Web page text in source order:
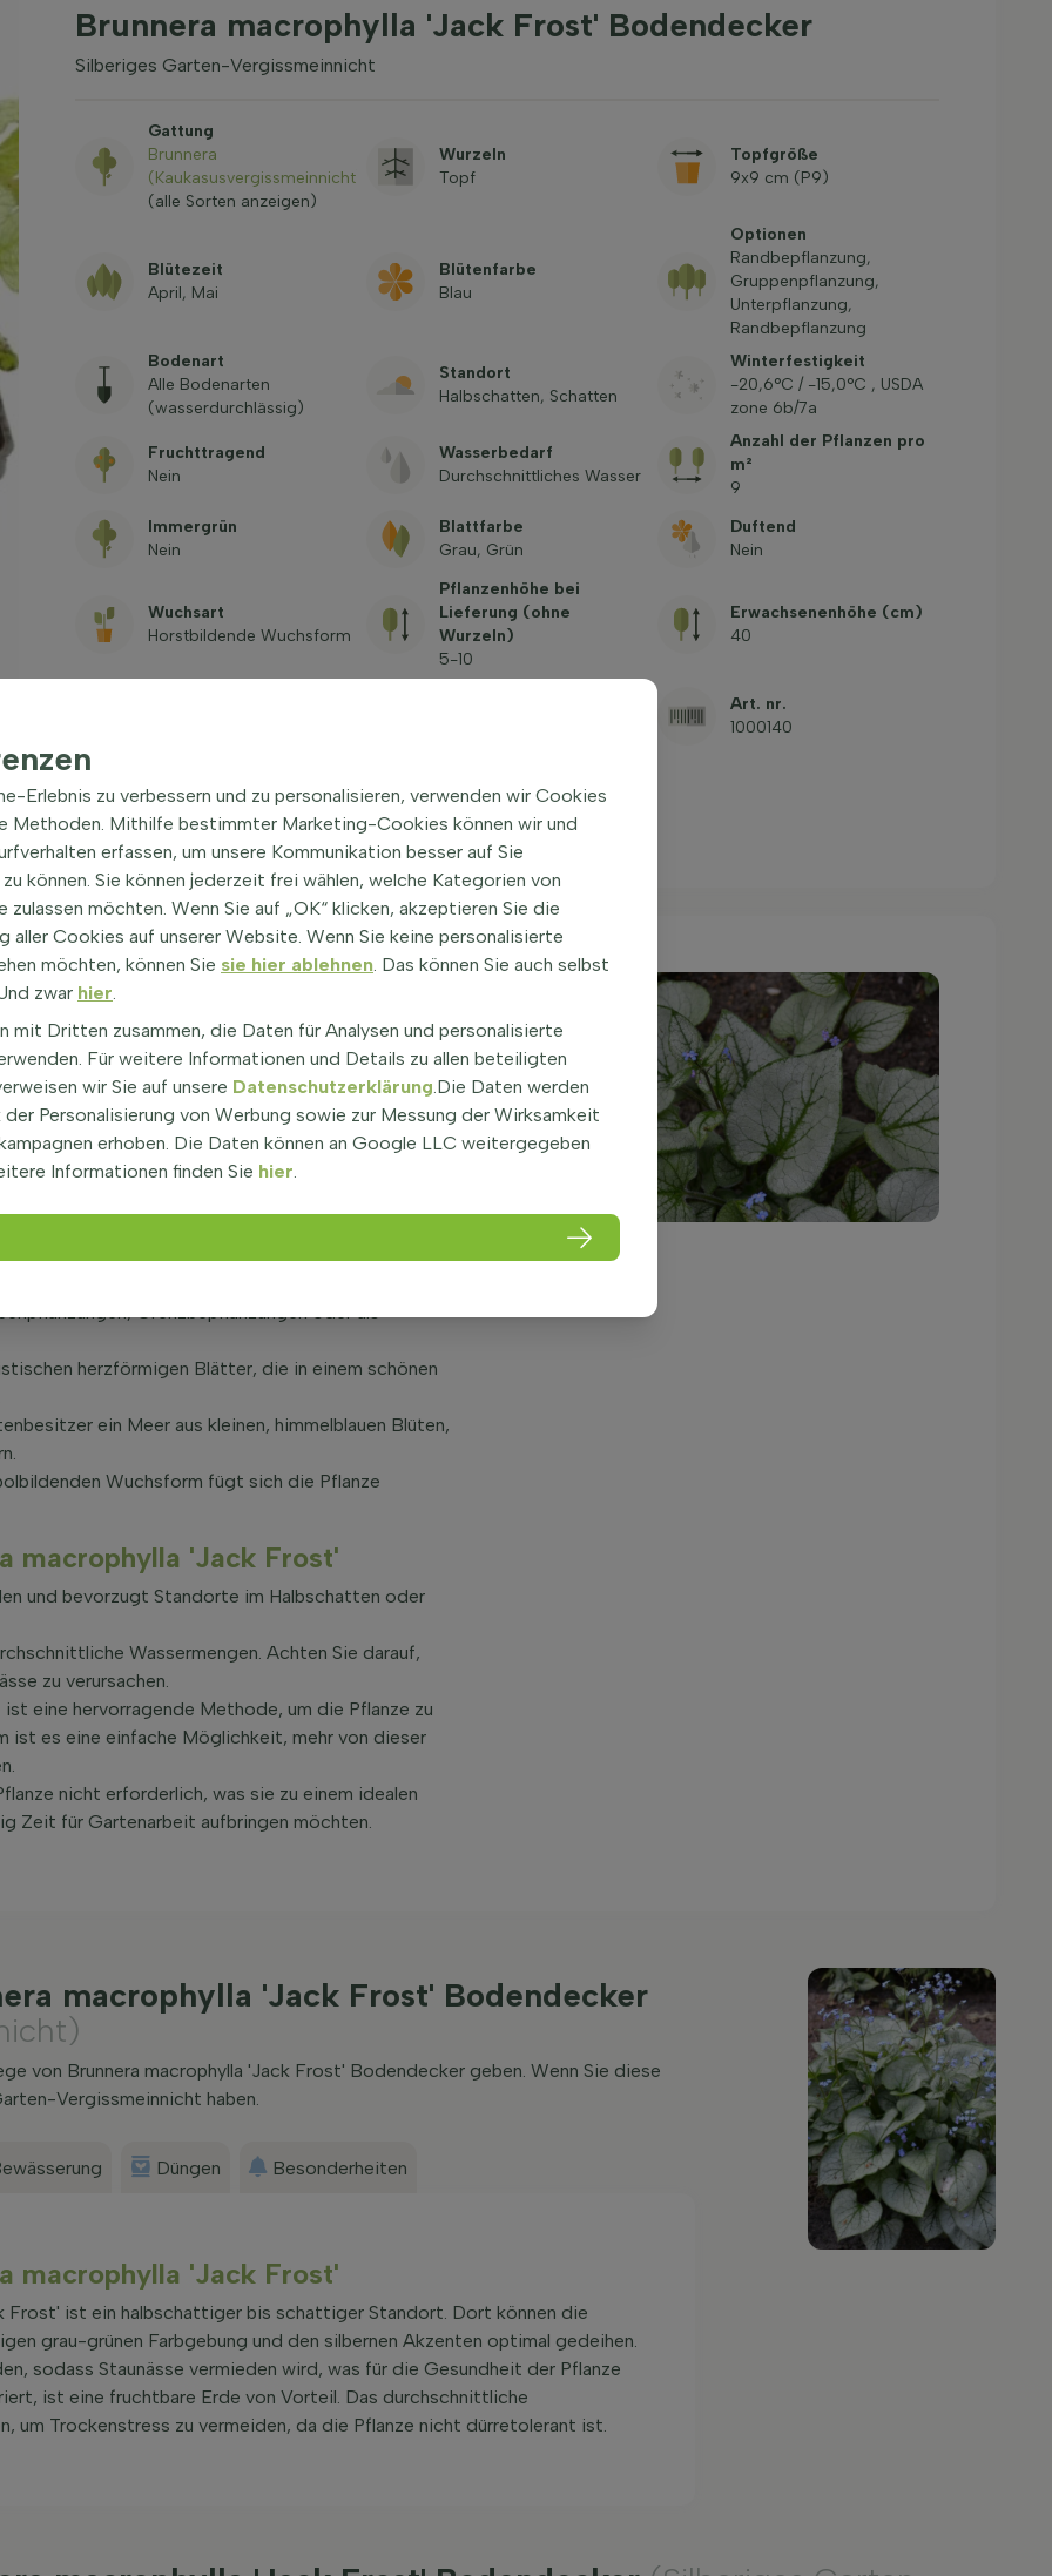
Brunnera macrophylla 'Jack Frost' Bodendecker
Silberiges Garten-Vergissmeinnicht
Gattung
Brunnera
(Kaukasusvergissmeinnicht)
(alle Sorten anzeigen)
Wurzeln
Topf
Topfgröße
9x9 cm (P9)
Blütezeit
April, Mai
Blütenfarbe
Blau
Optionen
Randbepflanzung,
Gruppenpflanzung,
Unterpflanzung,
Randbepflanzung
Bodenart
Alle Bodenarten
(wasserdurchlässig)
Standort
Halbschatten, Schatten
Winterfestigkeit
-20,6°C / -15,0°C , USDA
zone 6b/7a
Fruchttragend
Nein
Wasserbedarf
Durchschnittliches Wasser
Anzahl der Pflanzen pro
m²
9
Immergrün
Nein
Blattfarbe
Grau, Grün
Duftend
Nein
Wuchsart
Horstbildende Wuchsform
Pflanzenhöhe bei
Lieferung (ohne
Wurzeln)
5-10
Erwachsenenhöhe (cm)
40
Art. nr.
1000140
Siehe häufig gestellte
Fragen
Frost' Bodendecker|
Staude, die vor allem durch ihr dekoratives
Sie ist auch unter dem Namen Großblättriges
mit ihren silbrig gemusterten Blättern jeden Garten.
eine beruhigende Farbe und Textur in dunklere
macrophylla 'Jack Frost'
Grenzbepflanzungen oder als
herzförmigen Blätter, die in einem schönen
ein Meer aus kleinen, himmelblauen Blüten,
Wuchsform fügt sich die Pflanze
macrophylla 'Jack Frost'
und bevorzugt Standorte im Halbschatten oder
Wassermengen. Achten Sie darauf,
zu verursachen.
eine hervorragende Methode, um die Pflanze zu
ist es eine einfache Möglichkeit, mehr von dieser
nicht erforderlich, was sie zu einem idealen
Zeit für Gartenarbeit aufbringen möchten.
macrophylla 'Jack Frost' Bodendecker
von Brunnera macrophylla 'Jack Frost' Bodendecker geben. Wenn Sie diese
Vergissmeinnicht haben.
Düngen Besonderheiten
macrophylla 'Jack Frost'
Frost' ist ein halbschattiger bis schattiger Standort. Dort können die
grau-grünen Farbgebung und den silbernen Akzenten optimal gedeihen.
sodass Staunässe vermieden wird, was für die Gesundheit der Pflanze
ist eine fruchtbare Erde von Vorteil. Das durchschnittliche
um Trockenstress zu vermeiden, da die Pflanze nicht dürretolerant ist.
Erlebnis zu verbessern und zu personalisieren, verwenden wir Cookies
Methoden. Mithilfe bestimmter Marketing-Cookies können wir und
erfassen, um unsere Kommunikation besser auf Sie
können. Sie können jederzeit frei wählen, welche Kategorien von
zulassen möchten. Wenn Sie auf „OK“ klicken, akzeptieren Sie die
aller Cookies auf unserer Website. Wenn Sie keine personalisierte
möchten, können Sie sie hier ablehnen. Das können Sie auch selbst
zwar hier.
mit Dritten zusammen, die Daten für Analysen und personalisierte
Für weitere Informationen und Details zu allen beteiligten
wir Sie auf unsere Datenschutzerklärung.Die Daten werden
der Personalisierung von Werbung sowie zur Messung der Wirksamkeit
erhoben. Die Daten können an Google LLC weitergegeben
Informationen finden Sie hier.